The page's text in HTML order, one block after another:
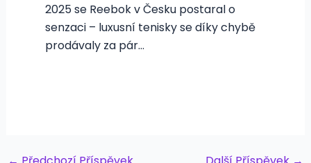
2025 se Reebok v Česku postaral o
senzaci – luxusní tenisky se díky chybě
prodávaly za pár…
Post